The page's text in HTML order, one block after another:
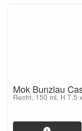
Mok Bunzlau
Recht, 150 ml, H 7,5